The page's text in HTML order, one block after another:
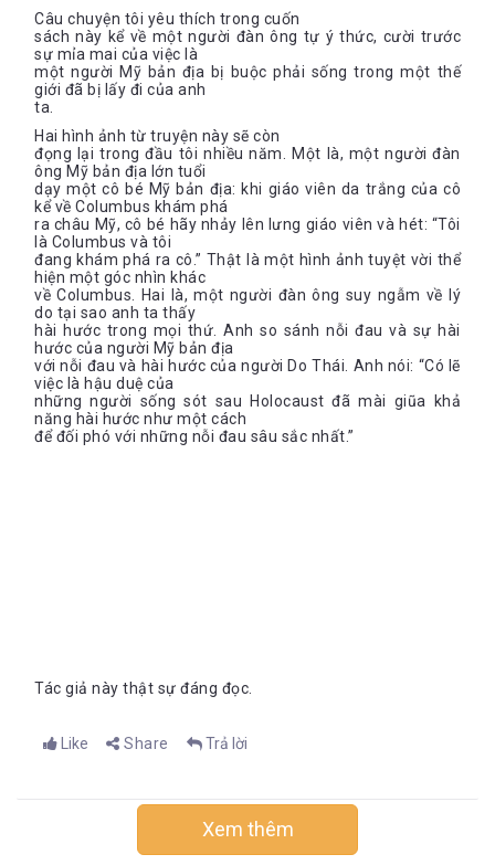
Câu chuyện tôi yêu thích trong cuốn
sách này kể về một người đàn ông tự ý thức, cười trước
sự mỉa mai của việc là
một người Mỹ bản địa bị buộc phải sống trong một thế
giới đã bị lấy đi của anh
ta.
Hai hình ảnh từ truyện này sẽ còn
đọng lại trong đầu tôi nhiều năm. Một là, một người đàn
ông Mỹ bản địa lớn tuổi
dạy một cô bé Mỹ bản địa: khi giáo viên da trắng của cô
kể về Columbus khám phá
ra châu Mỹ, cô bé hãy nhảy lên lưng giáo viên và hét: “Tôi
là Columbus và tôi
đang khám phá ra cô.” Thật là một hình ảnh tuyệt vời thể
hiện một góc nhìn khác
về Columbus. Hai là, một người đàn ông suy ngẫm về lý
do tại sao anh ta thấy
hài hước trong mọi thứ. Anh so sánh nỗi đau và sự hài
hước của người Mỹ bản địa
với nỗi đau và hài hước của người Do Thái. Anh nói: “Có lẽ
việc là hậu duệ của
những người sống sót sau Holocaust đã mài giũa khả
năng hài hước như một cách
để đối phó với những nỗi đau sâu sắc nhất.”
Tác giả này thật sự đáng đọc.
Like Share Trả lời
Xem thêm